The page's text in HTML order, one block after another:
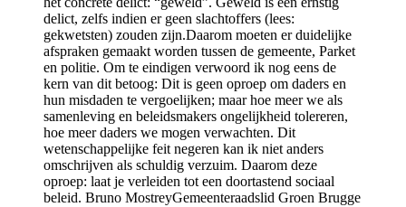
delict, zelfs indien er geen slachtoffers (lees:
gekwetsten) zouden zijn.Daarom moeten er duidelijke
afspraken gemaakt worden tussen de gemeente, Parket
en politie. Om te eindigen verwoord ik nog eens de
kern van dit betoog: Dit is geen oproep om daders en
hun misdaden te vergoelijken; maar hoe meer we als
samenleving en beleidsmakers ongelijkheid tolereren,
hoe meer daders we mogen verwachten. Dit
wetenschappelijke feit negeren kan ik niet anders
omschrijven als schuldig verzuim. Daarom deze
oproep: laat je verleiden tot een doortastend sociaal
beleid. Bruno MostreyGemeenteraadslid Groen Brugge